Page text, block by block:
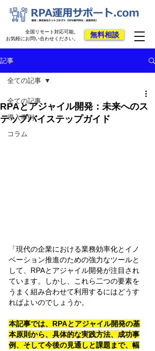
無料相談
全国リモート対応可能。
お気軽にお問い合わせください。
記事
全ての記事
導入事例
コラム
全ての記事
RPAとアジャイル開発：未来へのス
テップバイステップガイド
「現代の企業における業務効率化とイノ
ベーション推進のための強力なツールと
して、RPAとアジャイル開発が注目され
ています。しかし、これら二つの要素を
うまく組み合わせて利用するにはどうす
ればよいのでしょうか。
本記事では、RPAとアジャイル開発の基
本原則から、具体的な実践方法、成功事
例、そして今後の見通しと課題まで、幅